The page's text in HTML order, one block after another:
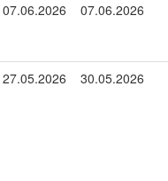
07.06.2026 07.06.2026
27.05.2026 30.05.2026